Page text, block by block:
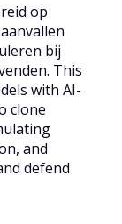
op
bij
This
with AI-
clone
and
defend